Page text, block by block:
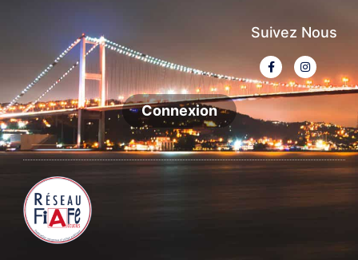
Suivez Nous
Connexion